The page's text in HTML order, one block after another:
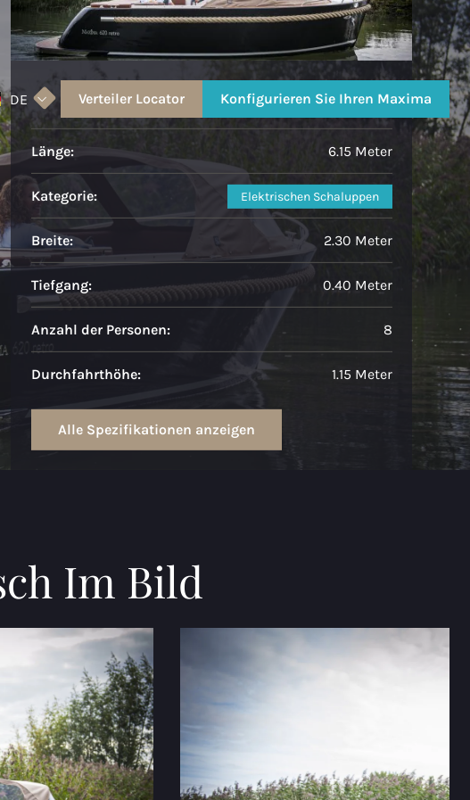
DE Verteiler Locator Konfigurieren Sie Ihren Maxima
Maxima 620 MC Elektrisch
Länge: 6.15 Meter
Kategorie: Elektrischen Schaluppen
Breite: 2.30 Meter
Tiefgang: 0.40 Meter
Anzahl der Personen: 8
Durchfahrthöhe: 1.15 Meter
Alle Spezifikationen anzeigen
Im Bild